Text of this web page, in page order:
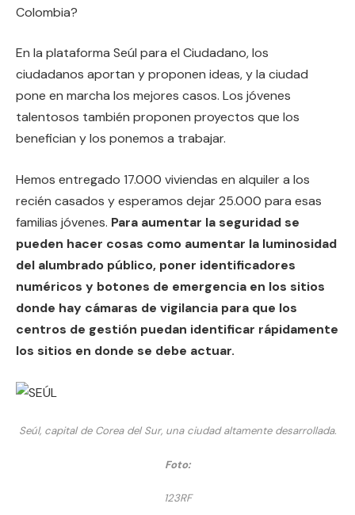
Colombia?
En la plataforma Seúl para el Ciudadano, los
ciudadanos aportan y proponen ideas, y la ciudad
pone en marcha los mejores casos. Los jóvenes
talentosos también proponen proyectos que los
benefician y los ponemos a trabajar.
Hemos entregado 17.000 viviendas en alquiler a los
recién casados y esperamos dejar 25.000 para esas
familias jóvenes. Para aumentar la seguridad se
pueden hacer cosas como aumentar la luminosidad
del alumbrado público, poner identificadores
numéricos y botones de emergencia en los sitios
donde hay cámaras de vigilancia para que los
centros de gestión puedan identificar rápidamente
los sitios en donde se debe actuar.
Seúl, capital de Corea del Sur, una ciudad altamente desarrollada.
Foto:
123RF